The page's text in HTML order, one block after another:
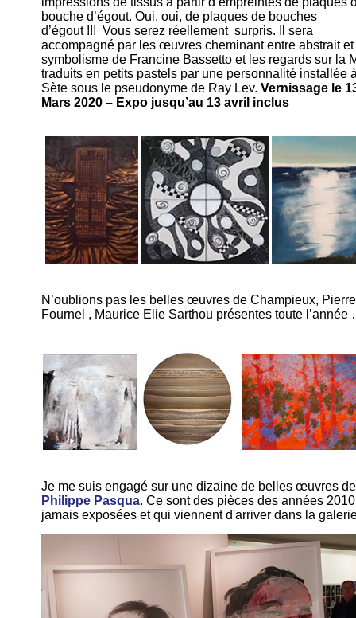
bouche d’égout. Oui, oui, de plaques de bouches
d’égout !!! Vous serez réellement surpris. Il sera
accompagné par les œuvres cheminant entre abstrait et
symbolisme de Francine Bassetto et les regards sur la
traduits en petits pastels par une personnalité installée
Sète sous le pseudonyme de Ray Lev. Vernissage le
Mars 2020 – Expo jusqu’au 13 avril inclus
N’oublions pas les belles œuvres de Champieux, Pierre
Fournel , Maurice Elie Sarthou présentes toute l’année
Je me suis engagé sur une dizaine de belles œuvres de
Philippe Pasqua. Ce sont des pièces des années 2010
jamais exposées et qui viennent d'arriver dans la